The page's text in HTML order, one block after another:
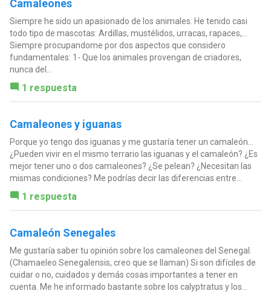
Camaleones
Siempre he sido un apasionado de los animales. He tenido casi
todo tipo de mascotas: Ardillas, mustélidos, urracas, rapaces,...
Siempre procupandome por dos aspectos que considero
fundamentales: 1- Que los animales provengan de criadores,
nunca del...
1 respuesta
Camaleones y iguanas
Porque yo tengo dos iguanas y me gustaría tener un camaleón...
¿Pueden vivir en el mismo terrario las iguanas y el camaleón? ¿Es
mejor tener uno o dos camaleones? ¿Se pelean? ¿Necesitan las
mismas condiciones? Me podrías decir las diferencias entre...
1 respuesta
Camaleón Senegales
Me gustaría saber tu opinión sobre los camaleones del Senegal.
(Chamaeleo Senegalensis, creo que se llaman) Si son difíciles de
cuidar o no, cuidados y demás cosas importantes a tener en
cuenta. Me he informado bastante sobre los calyptratus y los...